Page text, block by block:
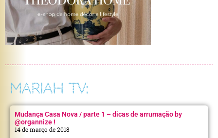
MARIAH TV:
Mudança Casa Nova / parte 1 – dicas de arrumação by
@organnize !
14 de março de 2018